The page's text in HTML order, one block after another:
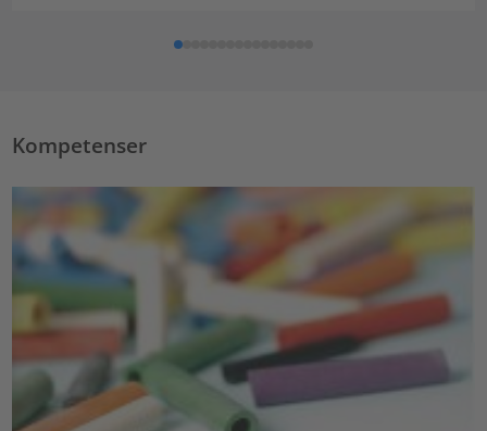
Kompetenser